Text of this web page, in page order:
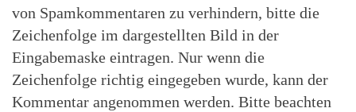
von Spamkommentaren zu verhindern, bitte die
Zeichenfolge im dargestellten Bild in der
Eingabemaske eintragen. Nur wenn die
Zeichenfolge richtig eingegeben wurde, kann der
Kommentar angenommen werden. Bitte beachten